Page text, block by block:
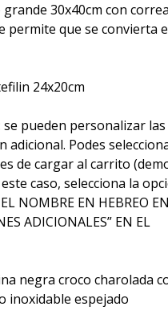
30x40cm con correa
permite que se convierta
24x20cm
se pueden personalizar las
adicional. Podes
de cargar al carrito
caso, selecciona la
NOMBRE EN HEBREO
ADICIONALES” EN EL
negra croco charolada
inoxidable espejado